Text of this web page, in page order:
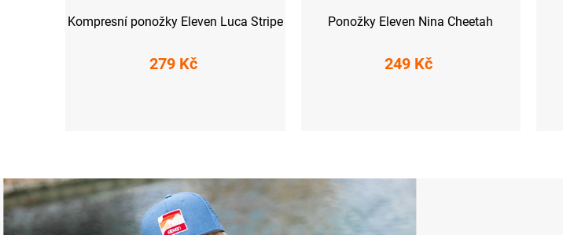
Kompresní ponožky Eleven Luca Stripe
279 Kč
Ponožky Eleven Nina Cheetah
249 Kč